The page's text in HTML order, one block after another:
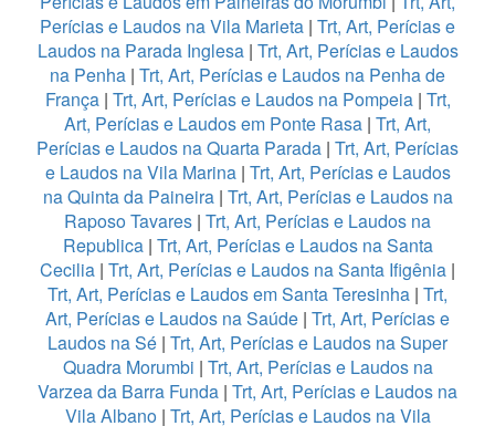
Perícias e Laudos na Vila Marieta | Trt, Art, Perícias e
Laudos na Parada Inglesa | Trt, Art, Perícias e Laudos
na Penha | Trt, Art, Perícias e Laudos na Penha de
França | Trt, Art, Perícias e Laudos na Pompeia| Trt,
Art, Perícias e Laudos em Ponte Rasa | Trt, Art,
Perícias e Laudos na Quarta Parada | Trt, Art, Perícias
e Laudos na Vila Marina| Trt, Art, Perícias e Laudos
na Quinta da Paineira| Trt, Art, Perícias e Laudos na
Raposo Tavares | Trt, Art, Perícias e Laudos na
Republica| Trt, Art, Perícias e Laudos na Santa
Cecilia | Trt, Art, Perícias e Laudos na Santa Ifigênia |
Trt, Art, Perícias e Laudos em Santa Teresinha | Trt,
Art, Perícias e Laudos na Saúde | Trt, Art, Perícias e
Laudos na Sé | Trt, Art, Perícias e Laudos na Super
Quadra Morumbi | Trt, Art, Perícias e Laudos na
Varzea da Barra Funda | Trt, Art, Perícias e Laudos na
Vila Albano| Trt, Art, Perícias e Laudos na Vila